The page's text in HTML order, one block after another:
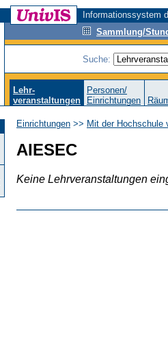
Informationssystem
Sammlung/
Suche:
Lehr-
veranstaltungen
Personen/
Einrichtungen
Einrichtungen >> Mit der Hochschule
AIESEC
Keine Lehrveranstaltungen